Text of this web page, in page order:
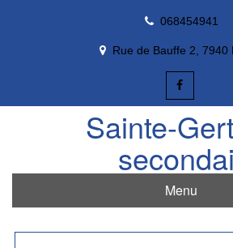
068454941
Rue de Bauffe 2, 7940
Sainte-
Menu